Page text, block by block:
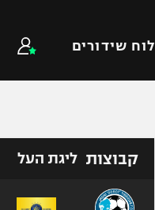
לוח שידורים
טניס
קבוצות ליגת העל